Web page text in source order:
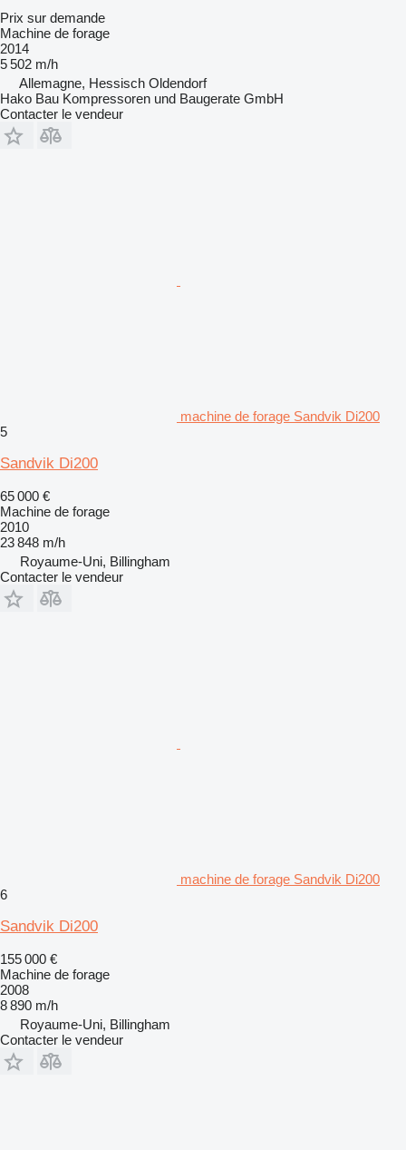
Prix sur demande
Machine de forage
2014
5 502 m/h
Allemagne, Hessisch Oldendorf
Hako Bau Kompressoren und Baugerate GmbH
Contacter le vendeur
machine de forage Sandvik Di200
5
Sandvik Di200
65 000 €
Machine de forage
2010
23 848 m/h
Royaume-Uni, Billingham
Contacter le vendeur
machine de forage Sandvik Di200
6
Sandvik Di200
155 000 €
Machine de forage
2008
8 890 m/h
Royaume-Uni, Billingham
Contacter le vendeur